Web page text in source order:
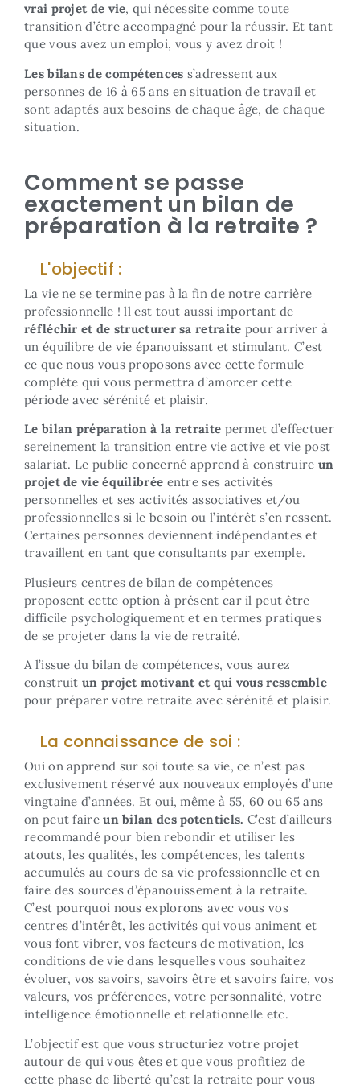
vrai projet de vie, qui nécessite comme toute
transition d’être accompagné pour la réussir. Et tant
que vous avez un emploi, vous y avez droit !
Les bilans de compétences s’adressent aux
personnes de 16 à 65 ans en situation de travail et
sont adaptés aux besoins de chaque âge, de chaque
situation.
Comment se passe
exactement un bilan de
préparation à la retraite ?
L'objectif :
La vie ne se termine pas à la fin de notre carrière
professionnelle ! ll est tout aussi important de
réfléchir et de structurer sa retraite pour arriver à
un équilibre de vie épanouissant et stimulant. C’est
ce que nous vous proposons avec cette formule
complète qui vous permettra d’amorcer cette
période avec sérénité et plaisir.
Le bilan préparation à la retraite permet d’effectuer
sereinement la transition entre vie active et vie post
salariat. Le public concerné apprend à construire un
projet de vie équilibrée entre ses activités
personnelles et ses activités associatives et/ou
professionnelles si le besoin ou l’intérêt s’en ressent.
Certaines personnes deviennent indépendantes et
travaillent en tant que consultants par exemple.
Plusieurs centres de bilan de compétences
proposent cette option à présent car il peut être
difficile psychologiquement et en termes pratiques
de se projeter dans la vie de retraité.
A l’issue du bilan de compétences, vous aurez
construit un projet motivant et qui vousressemble
pour préparer votre retraite avec sérénité et plaisir.
La connaissance de soi :
Oui on apprend sur soi toute sa vie, ce n’est pas
exclusivement réservé aux nouveaux employés d’une
vingtaine d’années. Et oui, même à 55, 60 ou 65 ans
on peut faireun bilan des potentiels. C’est d’ailleurs
recommandé pour bien rebondir et utiliser les
atouts, les qualités, les compétences, les talents
accumulés au cours de sa vie professionnelle et en
faire des sources d’épanouissement à la retraite.
C’est pourquoi nous explorons avec vous vos
centres d’intérêt, les activités qui vous animent et
vous font vibrer, vos facteurs de motivation, les
conditions de vie dans lesquelles vous souhaitez
évoluer, vos savoirs, savoirs être et savoirs faire, vos
valeurs, vos préférences, votre personnalité, votre
intelligence émotionnelle et relationnelle etc.
L’objectif est que vous structuriez votre projet
autour de qui vous êtes et que vous profitiez de
cette phase de liberté qu’est la retraite pour vous